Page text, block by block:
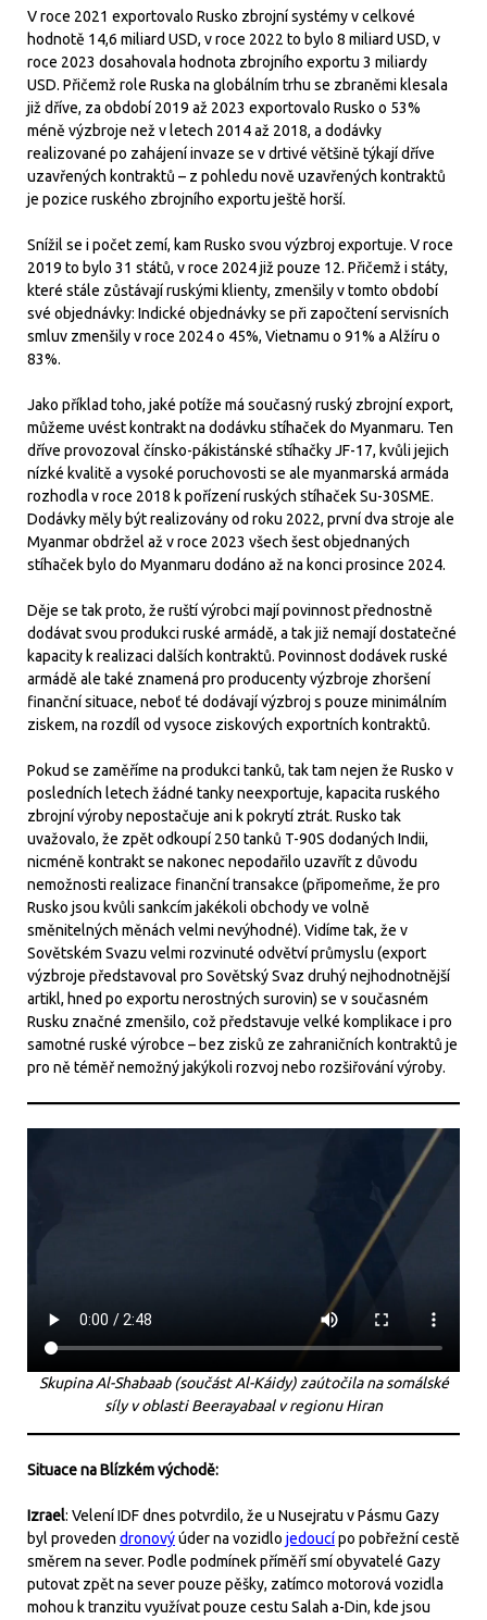
V roce 2021 exportovalo Rusko zbrojní systémy v celkové
hodnotě 14,6 miliard USD, v roce 2022 to bylo 8 miliard USD, v
roce 2023 dosahovala hodnota zbrojního exportu 3 miliardy
USD. Přičemž role Ruska na globálním trhu se zbraněmi klesala
již dříve, za období 2019 až 2023 exportovalo Rusko o 53%
méně výzbroje než v letech 2014 až 2018, a dodávky
realizované po zahájení invaze se v drtivé většině týkají dříve
uzavřených kontraktů – z pohledu nově uzavřených kontraktů
je pozice ruského zbrojního exportu ještě horší.
Snížil se i počet zemí, kam Rusko svou výzbroj exportuje. V roce
2019 to bylo 31 států, v roce 2024 již pouze 12. Přičemž i státy,
které stále zůstávají ruskými klienty, zmenšily v tomto období
své objednávky: Indické objednávky se při započtení servisních
smluv zmenšily v roce 2024 o 45%, Vietnamu o 91% a Alžíru o
83%.
Jako příklad toho, jaké potíže má současný ruský zbrojní export,
můžeme uvést kontrakt na dodávku stíhaček do Myanmaru. Ten
dříve provozoval čínsko-pákistánské stíhačky JF-17, kvůli jejich
nízké kvalitě a vysoké poruchovosti se ale myanmarská armáda
rozhodla v roce 2018 k pořízení ruských stíhaček Su-30SME.
Dodávky měly být realizovány od roku 2022, první dva stroje ale
Myanmar obdržel až v roce 2023 všech šest objednaných
stíhaček bylo do Myanmaru dodáno až na konci prosince 2024.
Děje se tak proto, že ruští výrobci mají povinnost přednostně
dodávat svou produkci ruské armádě, a tak již nemají dostatečné
kapacity k realizaci dalších kontraktů. Povinnost dodávek ruské
armádě ale také znamená pro producenty výzbroje zhoršení
finanční situace, neboť té dodávají výzbroj s pouze minimálním
ziskem, na rozdíl od vysoce ziskových exportních kontraktů.
Pokud se zaměříme na produkci tanků, tak tam nejen že Rusko v
posledních letech žádné tanky neexportuje, kapacita ruského
zbrojní výroby nepostačuje ani k pokrytí ztrát. Rusko tak
uvažovalo, že zpět odkoupí 250 tanků T-90S dodaných Indii,
nicméně kontrakt se nakonec nepodařilo uzavřít z důvodu
nemožnosti realizace finanční transakce (připomeňme, že pro
Rusko jsou kvůli sankcím jakékoli obchody ve volně
směnitelných měnách velmi nevýhodné). Vidíme tak, že v
Sovětském Svazu velmi rozvinuté odvětví průmyslu (export
výzbroje představoval pro Sovětský Svaz druhý nejhodnotnější
artikl, hned po exportu nerostných surovin) se v současném
Rusku značné zmenšilo, což představuje velké komplikace i pro
samotné ruské výrobce – bez zisků ze zahraničních kontraktů je
pro ně téměř nemožný jakýkoli rozvoj nebo rozšiřování výroby.
Skupina Al-Shabaab (součást Al-Káidy) zaútočila na somálské
síly v oblasti Beerayabaal v regionu Hiran
Situace na Blízkém východě:
Izrael: Velení IDF dnes potvrdilo, že u Nusejratu v Pásmu Gazy
byl proveden dronovýúder na vozidlo jedoucípo pobřežní cestě
směrem na sever. Podle podmínek příměří smí obyvatelé Gazy
putovat zpět na sever pouze pěšky, zatímco motorová vozidla
mohou k tranzitu využívat pouze cestu Salah a-Din, kde jsou